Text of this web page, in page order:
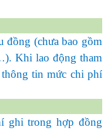
đồng (chưa bao gồm
Khi lao động tham
tin mức chi phí
ghi trong hợp đồng